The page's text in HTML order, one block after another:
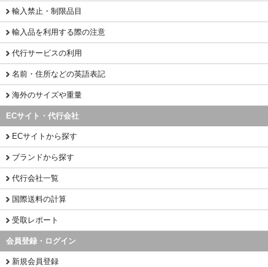
輸入禁止・制限品目
輸入品を利用する際の注意
代行サービスの利用
名前・住所などの英語表記
海外のサイズや重量
ECサイト・代行会社
ECサイトから探す
ブランドから探す
代行会社一覧
国際送料の計算
受取レポート
会員登録・ログイン
新規会員登録